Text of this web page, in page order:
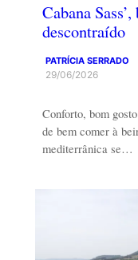
Cabana
descontraído
PATRÍCIA SERRADO
29/06/2026
Conforto, bom
de bem comer à
mediterrânica se…